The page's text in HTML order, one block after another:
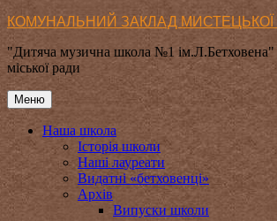
Перейти
до
вмісту
КОМУНАЛЬНИЙ ЗАКЛАД МИСТЕЦЬКОЇ
"Дитяча музична школа №1 ім.Л.Бетховена"
міської ради
Меню
Наша школа
Історія школи
Наші лауреати
Видатні «бетховенці»
Архів
Випуски школи